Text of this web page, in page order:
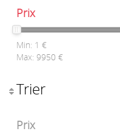
Prix
Min: 1 €
Max: 9950 €
Trier
Prix